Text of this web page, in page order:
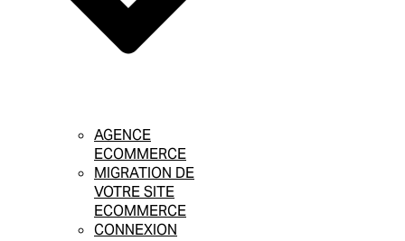
AGENCE
ECOMMERCE
MIGRATION DE
VOTRE SITE
ECOMMERCE
CONNEXION